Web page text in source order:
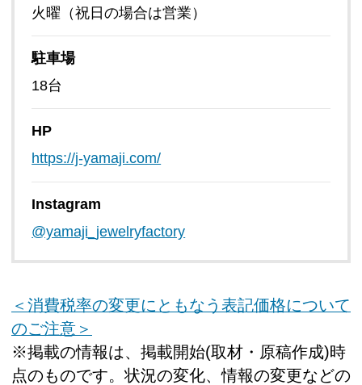
火曜（祝日の場合は営業）
駐車場
18台
HP
https://j-yamaji.com/
Instagram
@yamaji_jewelryfactory
＜消費税率の変更にともなう表記価格について
のご注意＞
※掲載の情報は、掲載開始(取材・原稿作成)時
点のものです。状況の変化、情報の変更などの